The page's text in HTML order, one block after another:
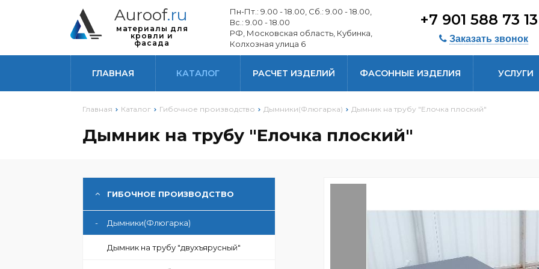
Auroof.ru
материалы для
кровли и
фасада
Пн-Пт.: 9.00 - 18.00, Сб.: 9.00 - 18.00,
Вс.: 9.00 - 18.00
РФ, Московская область, Кубинка,
Колхозная улица 6
+7 901 588 73 13
Заказать звонок
ГЛАВНАЯ КАТАЛОГ РАСЧЕТ ИЗДЕЛИЙ ФАСОННЫЕ ИЗДЕЛИЯ УСЛУГИ
Главная Каталог Гибочное производство Дымники(Флюгарка) Дымник на трубу "Елочка плоский"
Дымник на трубу "Елочка плоский"
ГИБОЧНОЕ ПРОИЗВОДСТВО
Дымники(Флюгарка)
-
Дымник на трубу "двухъярусный"